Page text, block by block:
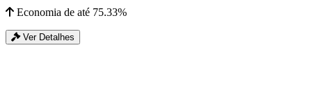
Economia de até 75.33%
Ver Detalhes